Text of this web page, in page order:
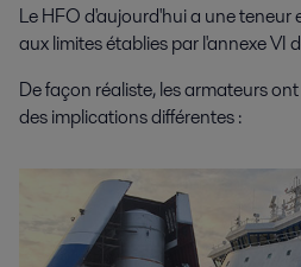
Le HFO d'aujourd'hui a une teneur
aux limites établies par l'annexe VI
De façon réaliste, les armateurs
des implications différentes :